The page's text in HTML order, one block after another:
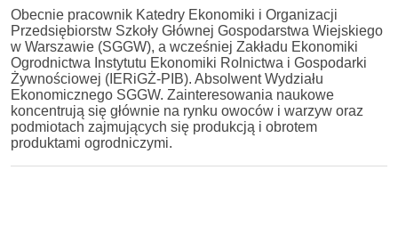
Obecnie pracownik Katedry Ekonomiki i Organizacji
Przedsiębiorstw Szkoły Głównej Gospodarstwa Wiejskiego
w Warszawie (SGGW), a wcześniej Zakładu Ekonomiki
Ogrodnictwa Instytutu Ekonomiki Rolnictwa i Gospodarki
Żywnościowej (IERiGŻ-PIB). Absolwent Wydziału
Ekonomicznego SGGW. Zainteresowania naukowe
koncentrują się głównie na rynku owoców i warzyw oraz
podmiotach zajmujących się produkcją i obrotem
produktami ogrodniczymi.